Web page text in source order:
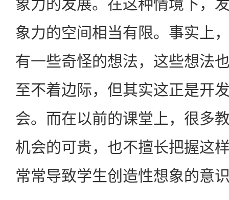
象力的发展。在这种情境下，
象力的空间相当有限。事实上
有一些奇怪的想法，这些想法
至不着边际，但其实这正是开
会。而在以前的课堂上，很多
机会的可贵，也不擅长把握这
常常导致学生创造性想象的意